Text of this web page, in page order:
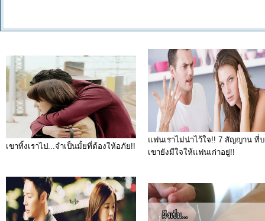
เขาทิ้งเราไป...จำเป็นมั้ยที่ต้องให้อภัย!!
แฟนเราไม่น่าไว้ใจ!! 7 สัญญาน ที่
เขายังมีใจให้แฟนเก่าอยู่!!